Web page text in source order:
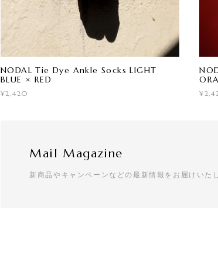
NODAL Tie Dye Ankle Socks LIGHT
BLUE × RED
¥2,420
Mail Magazine
新商品やキャンペーンなどの最新情報をお届けいた